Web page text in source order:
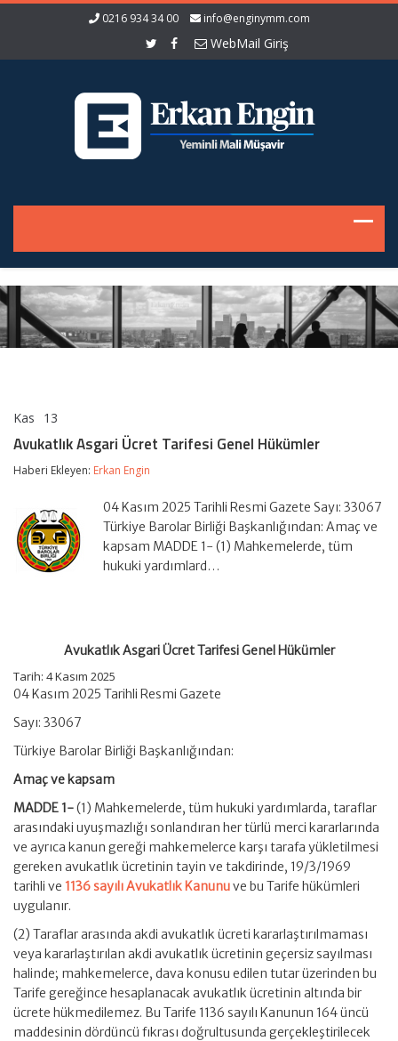
0216 934 34 00 info@enginymm.com
WebMail Giriş
Kas 13
Ücret
Tarifesi
Genel
Avukatlık Asgari Ücret Tarifesi Genel Hükümler
Haberi Ekleyen: Erkan Engin
04 Kasım 2025 Tarihli Resmi Gazete Sayı: 33067
Türkiye Barolar Birliği Başkanlığından: Amaç ve
kapsam MADDE 1- (1) Mahkemelerde, tüm
hukuki yardımlard…
Avukatlık Asgari Ücret Tarifesi Genel Hükümler
Tarih: 4 Kasım 2025
04 Kasım 2025 Tarihli Resmi Gazete
Sayı: 33067
Türkiye Barolar Birliği Başkanlığından:
Amaç ve kapsam
MADDE 1-(1) Mahkemelerde, tüm hukuki yardımlarda, taraflar
arasındaki uyuşmazlığı sonlandıran her türlü merci kararlarında
ve ayrıca kanun gereği mahkemelerce karşı tarafa yükletilmesi
gereken avukatlık ücretinin tayin ve takdirinde, 19/3/1969
tarihli ve 1136 sayılı Avukatlık Kanunuve bu Tarife hükümleri
uygulanır.
(2) Taraflar arasında akdi avukatlık ücreti kararlaştırılmaması
veya kararlaştırılan akdi avukatlık ücretinin geçersiz sayılması
halinde; mahkemelerce, dava konusu edilen tutar üzerinden bu
Tarife gereğince hesaplanacak avukatlık ücretinin altında bir
ücrete hükmedilemez. Bu Tarife 1136 sayılı Kanunun 164 üncü
maddesinin dördüncü fıkrası doğrultusunda gerçekleştirilecek